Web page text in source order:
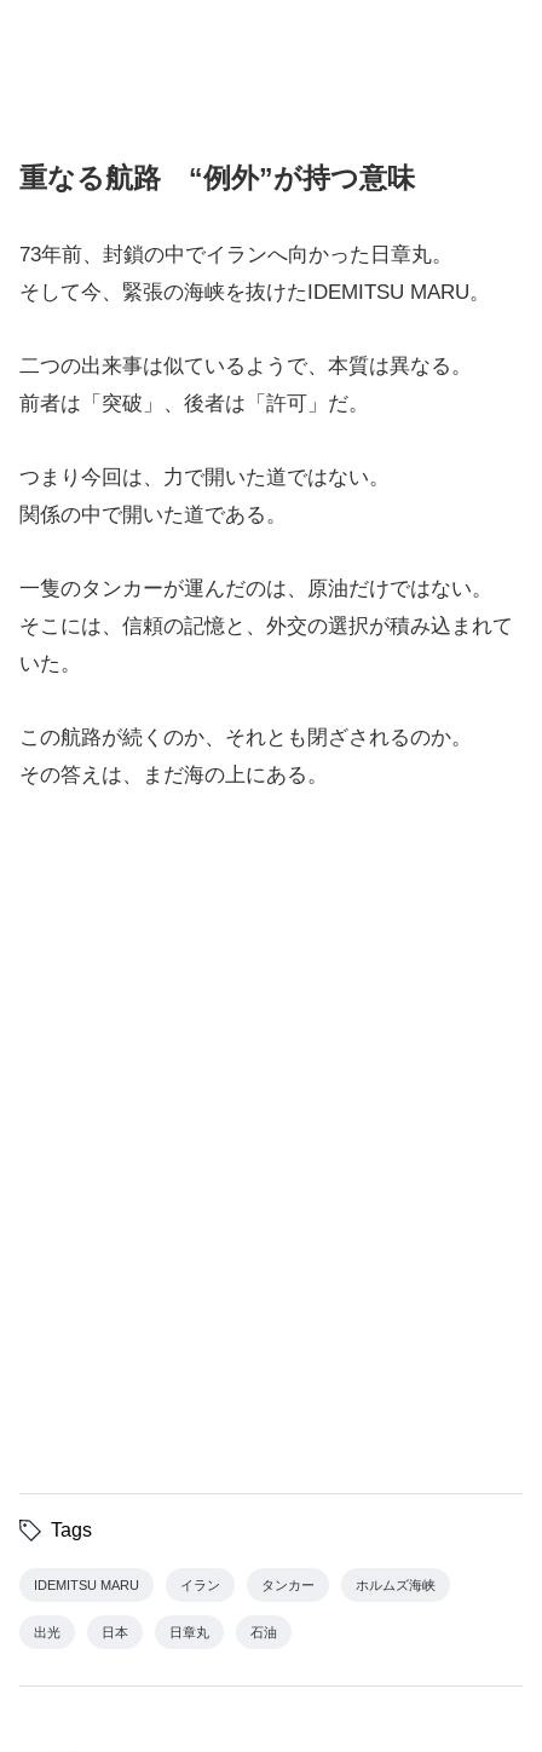
重なる航路 “例外”が持つ意味
73年前、封鎖の中でイランへ向かった日章丸。
そして今、緊張の海峡を抜けたIDEMITSU MARU。
二つの出来事は似ているようで、本質は異なる。
前者は「突破」、後者は「許可」だ。
つまり今回は、力で開いた道ではない。
関係の中で開いた道である。
一隻のタンカーが運んだのは、原油だけではない。
そこには、信頼の記憶と、外交の選択が積み込まれて
いた。
この航路が続くのか、それとも閉ざされるのか。
その答えは、まだ海の上にある。
Tags
IDEMITSU MARU イラン タンカー ホルムズ海峡
出光 日本 日章丸 石油